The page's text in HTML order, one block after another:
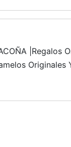
|Regalos
Originales